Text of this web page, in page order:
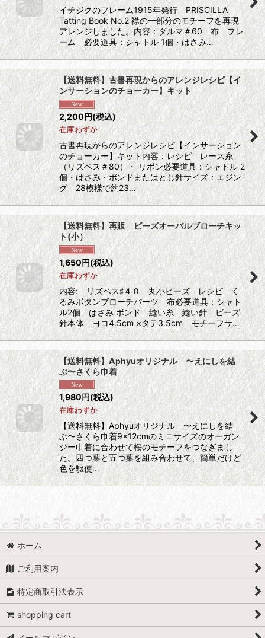
イチジクのフレーム1915年発行 PRISCILLA
Tatting Book No.2 襟の一部分のモチーフを再現
アレンジしました。内容：ダルマ＃60 布 フレ
ーム 必要道具：シャトル 1個・はさみ…
【送料無料】古書再現からのアレンジレシピ【イ
ンサーションのチョーカー】キット
2,200円(税込)
在庫わずか
古書再現からのアレンジレシピ【インサーション
のチョーカー】キット内容：レシピ レース糸
（リズベス＃80）・ リボン必要道具：シャトル 2
個・はさみ・ボンドまたはとじ針サイズ：エジン
グ 28模様で約23…
【送料無料】再販 ビーズオーバルブローチキッ
ト(小）
1,650円(税込)
在庫わずか
内容: リズベス♯４０ 丸小ビーズ レシピ く
るみボタンブローチパーツ 布必要道具：シャト
ル2個 はさみ ボンド 縫い糸 縫い針 ビーズ
針本体 ヨコ4.5cm ×タテ3.5cm モチーフサ…
【送料無料】Aphyuオリジナル 〜えにしを結
ぶ〜さくら巾着
1,980円(税込)
在庫わずか
【送料無料】Aphyuオリジナル 〜えにしを結
ぶ〜さくら巾着9×12cmのミニサイズのオーガン
ジー巾着に合わせて桜のモチーフをつなぎまし
た。四つ葉と五つ葉を組み合わせて、簡単だけど
色を駆使…
ホーム
ご利用案内
特定商取引法表示
shopping cart